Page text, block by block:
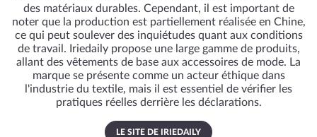
des matériaux durables. Cependant, il est important de
noter que la production est partiellement réalisée en Chine,
ce qui peut soulever des inquiétudes quant aux conditions
de travail. Iriedaily propose une large gamme de produits,
allant des vêtements de base aux accessoires de mode. La
marque se présente comme un acteur éthique dans
l'industrie du textile, mais il est essentiel de vérifier les
pratiques réelles derrière les déclarations.
LE SITE DE IRIEDAILY